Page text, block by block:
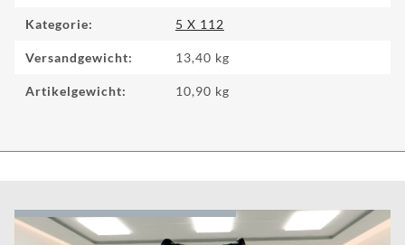
Kategorie: 5 X 112
Versandgewicht: 13,40 kg
Artikelgewicht: 10,90 kg